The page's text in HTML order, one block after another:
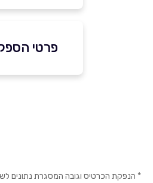
פרטי
* הנפקת הכרטיס וגובה המסגרת נתונים